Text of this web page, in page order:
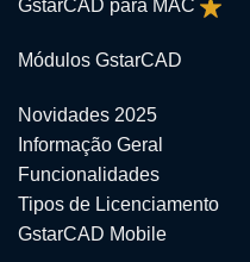
GstarCAD para MAC
Módulos GstarCAD
Novidades 2025
Informação Geral
Funcionalidades
Tipos de Licenciamento
GstarCAD Mobile